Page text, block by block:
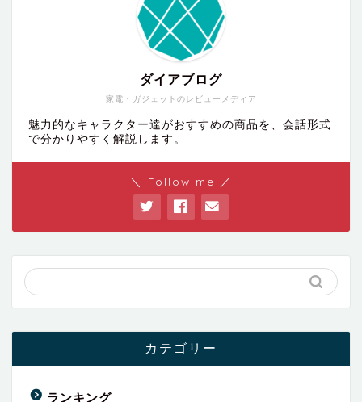
家電・ガジェットのレビューメディア
ダイアブログ
魅力的なキャラクター達がおすすめの商品を、会話形式
で分かりやすく解説します。
＼ Follow me ／
カテゴリー
ランキング